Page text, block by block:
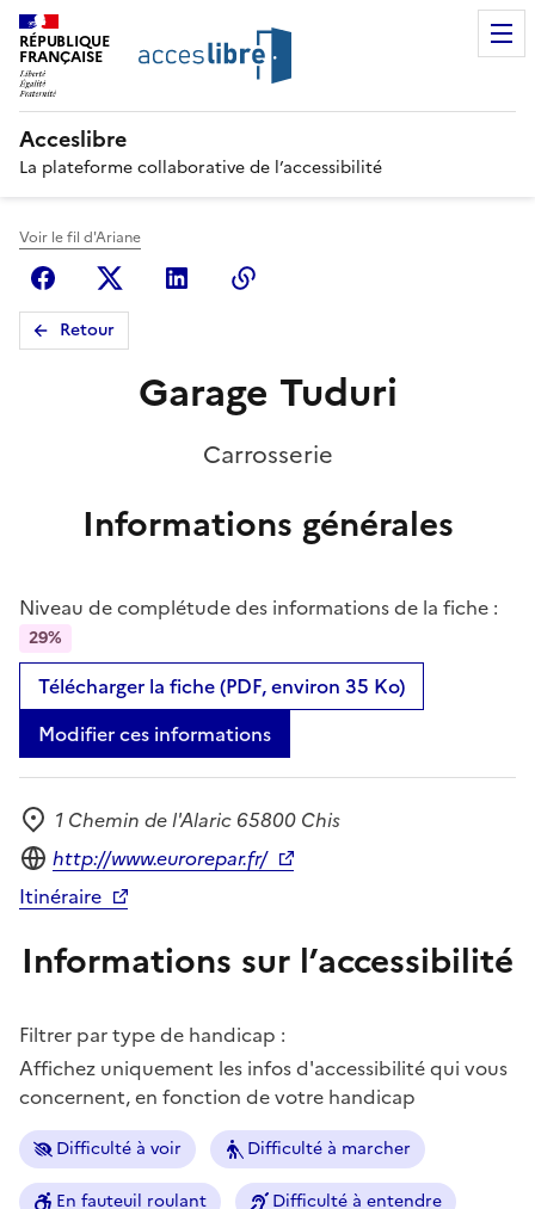
RÉPUBLIQUE
FRANÇAISE
Acceslibre
La plateforme collaborative de l’accessibilité
Voir le fil d'Ariane
FacebookX (anciennement Twitter)
Linkedin
Retour
Garage Tuduri
Carrosserie
Informations générales
Niveau de complétude des informations de la fiche :
29%
Télécharger la fiche (PDF, environ 35 Ko)
Modifier ces informations
Adresse
1 Chemin de l'Alaric 65800 Chis
Site internet
http://www.eurorepar.fr/
Itinéraire
Informations sur l’accessibilité
Filtrer par type de handicap :
Affichez uniquement les infos d'accessibilité qui vous
concernent, en fonction de votre handicap
Difficulté à voir Difficulté à marcher
En fauteuil roulant Difficulté à entendre